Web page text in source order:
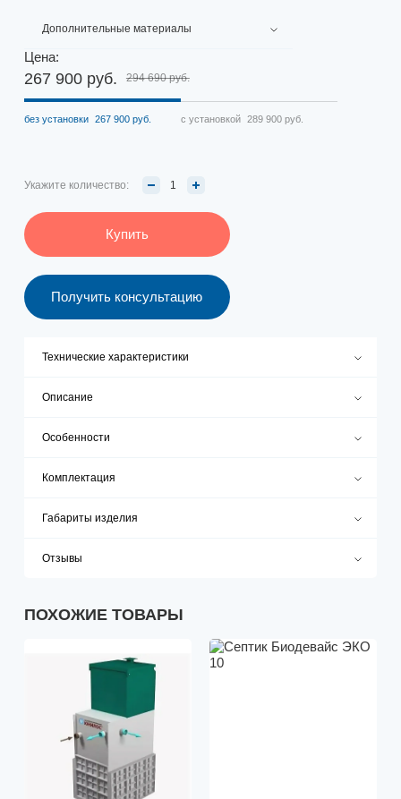
Цена:
267 900 руб. 294 690 руб.
без установки 267 900 руб. с установкой 289 900 руб.
Укажите количество:
Купить
Получить консультацию
Технические характеристики
Описание
Особенности
Комплектация
Габариты изделия
Отзывы
Дополнительные материалы
ПОХОЖИЕ ТОВАРЫ